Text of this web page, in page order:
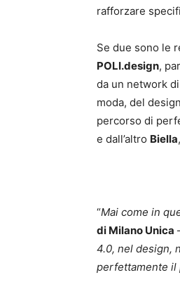
rafforzare
Se due sono le
POLI.design,
da un network
moda, del
percorso di
e dall’altro Biella
“Mai come in
di Milano Unica
4.0, nel design,
perfettamente il